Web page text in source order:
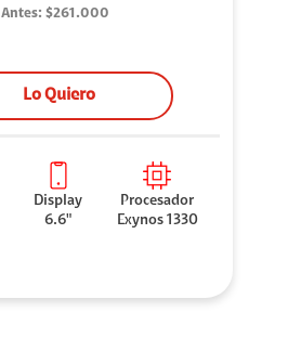
Antes: $261.000
Lo Quiero
Display
6.6"
Procesador
Exynos 1330